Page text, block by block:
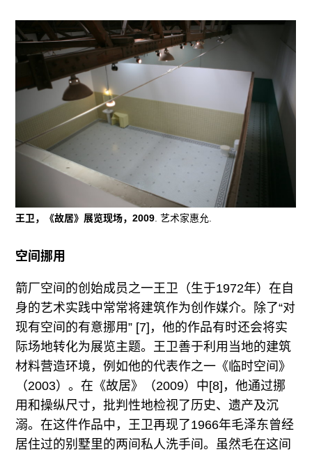
王卫，《故居》展览现场，2009 . 艺术家惠允.
空间挪用
箭厂空间的创始成员之一王卫（生于1972年）在自
身的艺术实践中常常将建筑作为创作媒介。除了“对
现有空间的有意挪用” [7]，他的作品有时还会将实
际场地转化为展览主题。王卫善于利用当地的建筑
材料营造环境，例如他的代表作之一《临时空间》
（2003）。在《故居》（2009）中[8]，他通过挪
用和操纵尺寸，批判性地检视了历史、遗产及沉
溺。在这件作品中，王卫再现了1966年毛泽东曾经
居住过的别墅里的两间私人洗手间。虽然毛在这间